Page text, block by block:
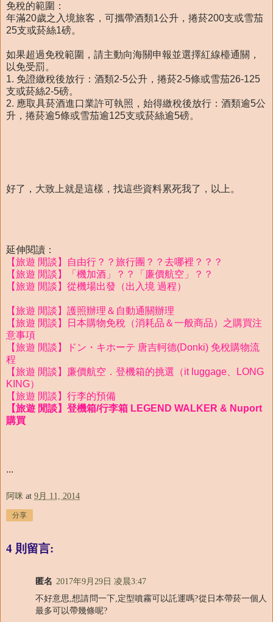
免稅的範圍：
年滿20歲之入境旅客，可攜帶酒類1公升，捲菸200支或雪茄
25支或菸絲1磅。
如果超過免稅範圍，請主動向海關申報並選擇紅線檯通關，
以免受罰。
1. 免證繳稅後放行：酒類2-5公升，捲菸2-5條或雪茄26-125
支或菸絲2-5磅。
2. 應取具菸酒進口業許可執照，始得繳稅後放行：酒類逾5公
升，捲菸逾5條或雪茄逾125支或菸絲逾5磅。
好了，大致上就是這樣，找這些資料累死我了，以上。
延伸閱讀：
【旅遊 閒談】自由行？？旅行團？？去哪裡？？？
【旅遊 閒談】「機加酒」？？「廉價航空」？？
【旅遊 閒談】從機場出發（出入境 過程）
【旅遊 閒談】護照辦理＆自動通關辦理
【旅遊 閒談】日本購物免稅（消耗品＆一般商品）之購買注
意事項
【旅遊 閒談】ドン・キホーテ 唐吉軻德(Donki) 免稅購物流
程
【旅遊 閒談】廉價航空．登機箱的挑選（it luggage、LONG
KING）
【旅遊 閒談】行李的預備
【旅遊 閒談】登機箱/行李箱 LEGEND WALKER & Nuport
購買
...
阿咪 at 9月 11, 2014
分享
4 則留言:
匿名 2017年9月29日 凌晨3:47
不好意思,想請問一下,定型噴霧可以託運嗎?從日本帶菸一個人
最多可以帶幾條呢?